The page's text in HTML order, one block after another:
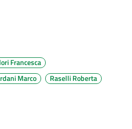
Francesca
Marco Raselli Roberta